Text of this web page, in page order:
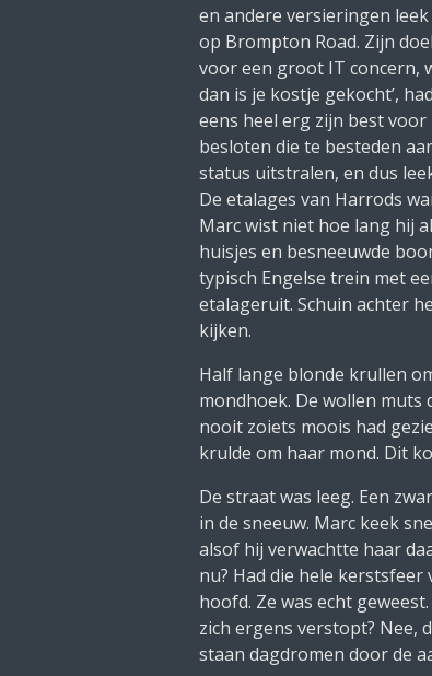
en andere versieringen
op Brompton Road. Zijn
voor een groot IT concern,
dan is je kostje gekocht’,
eens heel erg zijn best
besloten die te besteden
status uitstralen, en dus
De etalages van Harrods
Marc wist niet hoe lang hij
huisjes en besneeuwde
typisch Engelse trein met
etalageruit. Schuin achter
kijken.
Half lange blonde krullen
mondhoek. De wollen
nooit zoiets moois had
krulde om haar mond. Dit
De straat was leeg. Een
in de sneeuw. Marc keek
alsof hij verwachtte haar
nu? Had die hele
hoofd. Ze was echt
zich ergens verstopt? Nee,
staan dagdromen door de